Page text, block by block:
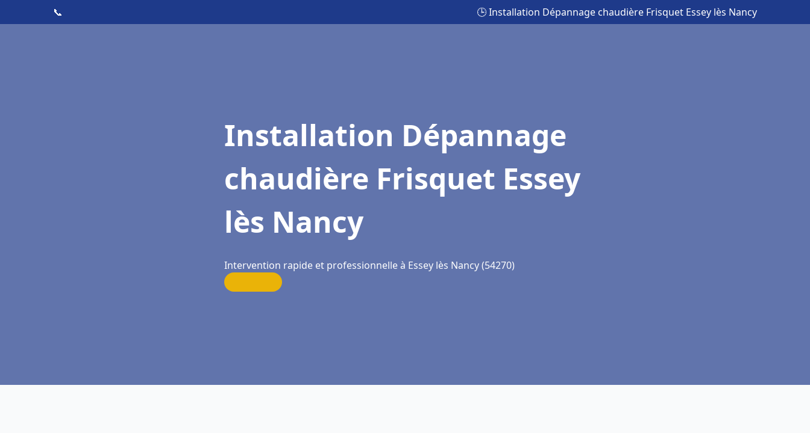
📞 🕒 Installation Dépannage chaudière Frisquet Essey lès Nancy
Installation Dépannage
chaudière Frisquet Essey
lès Nancy
Intervention rapide et professionnelle à Essey lès Nancy (54270)